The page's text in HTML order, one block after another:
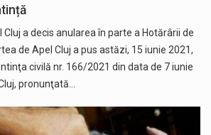
Cluj a decis anularea în parte a Hotărârii de
de Apel Cluj a pus astăzi, 15 iunie 2021,
civilă nr. 166/2021 din data de 7 iunie
pronunţată…